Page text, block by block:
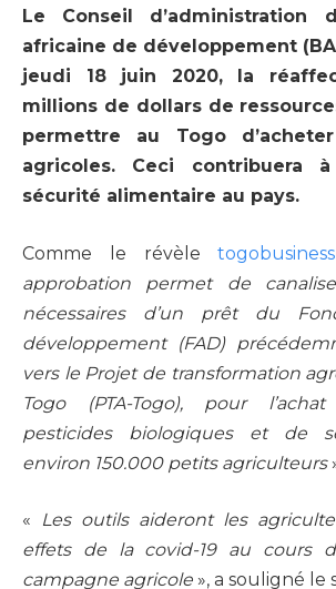
Le Conseil d’administration
africaine de développement
jeudi 18 juin 2020, la
millions de dollars de
permettre au Togo
agricoles. Ceci contribuera
sécurité alimentaire au pays.
Comme le révèle
approbation permet de
nécessaires d’un prêt du
développement (FAD)
vers le Projet de transformation
Togo (PTA-Togo), pour
pesticides biologiques et de
environ 150.000 petits agriculteurs
«
Les outils aideront les
effets de la covid-19 au cours
campagne agricole », a souligné le